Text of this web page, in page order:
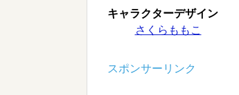
キャラクターデザイン
さくらももこ
スポンサーリンク